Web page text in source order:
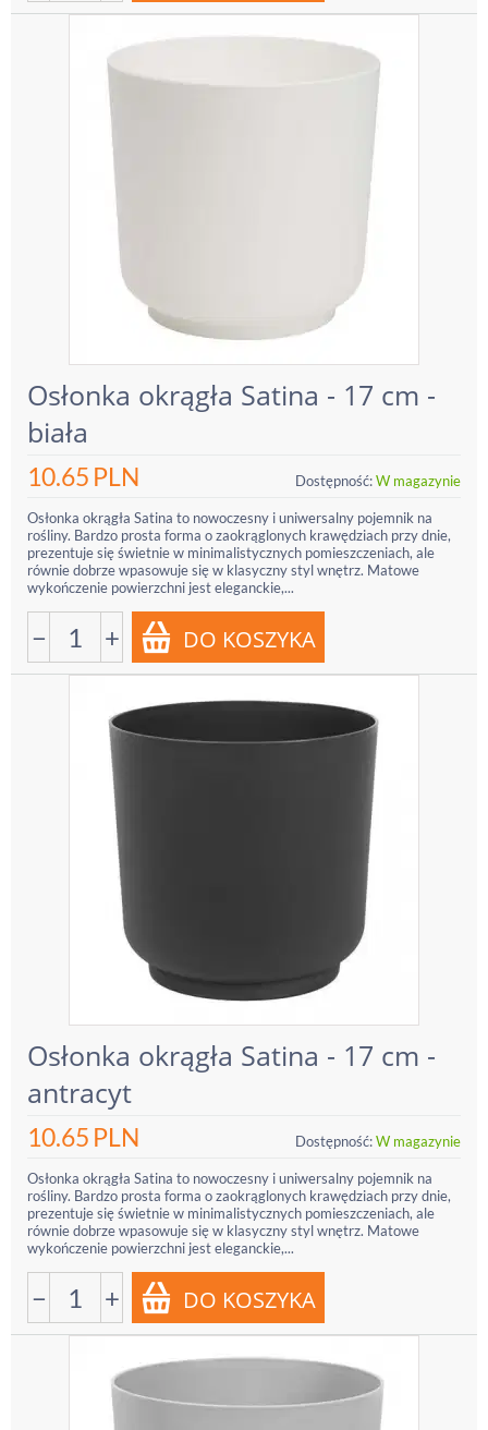
Osłonka okrągła Satina - 17 cm -
biała
10.65 PLN Dostępność:W magazynie
Osłonka okrągła Satina to nowoczesny i uniwersalny pojemnik na
rośliny. Bardzo prosta forma o zaokrąglonych krawędziach przy dnie,
prezentuje się świetnie w minimalistycznych pomieszczeniach, ale
równie dobrze wpasowuje się w klasyczny styl wnętrz. Matowe
wykończenie powierzchni jest eleganckie,...
− +
Osłonka okrągła Satina - 17 cm -
antracyt
10.65 PLN Dostępność:W magazynie
Osłonka okrągła Satina to nowoczesny i uniwersalny pojemnik na
rośliny. Bardzo prosta forma o zaokrąglonych krawędziach przy dnie,
prezentuje się świetnie w minimalistycznych pomieszczeniach, ale
równie dobrze wpasowuje się w klasyczny styl wnętrz. Matowe
wykończenie powierzchni jest eleganckie,...
− +